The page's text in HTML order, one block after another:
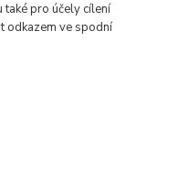
také pro účely cílení
odkazem ve spodní